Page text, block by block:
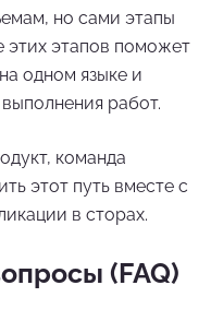
но сами этапы
этих этапов поможет
одном языке и
работ.
команда
этот путь вместе с
в сторах.
(FAQ)